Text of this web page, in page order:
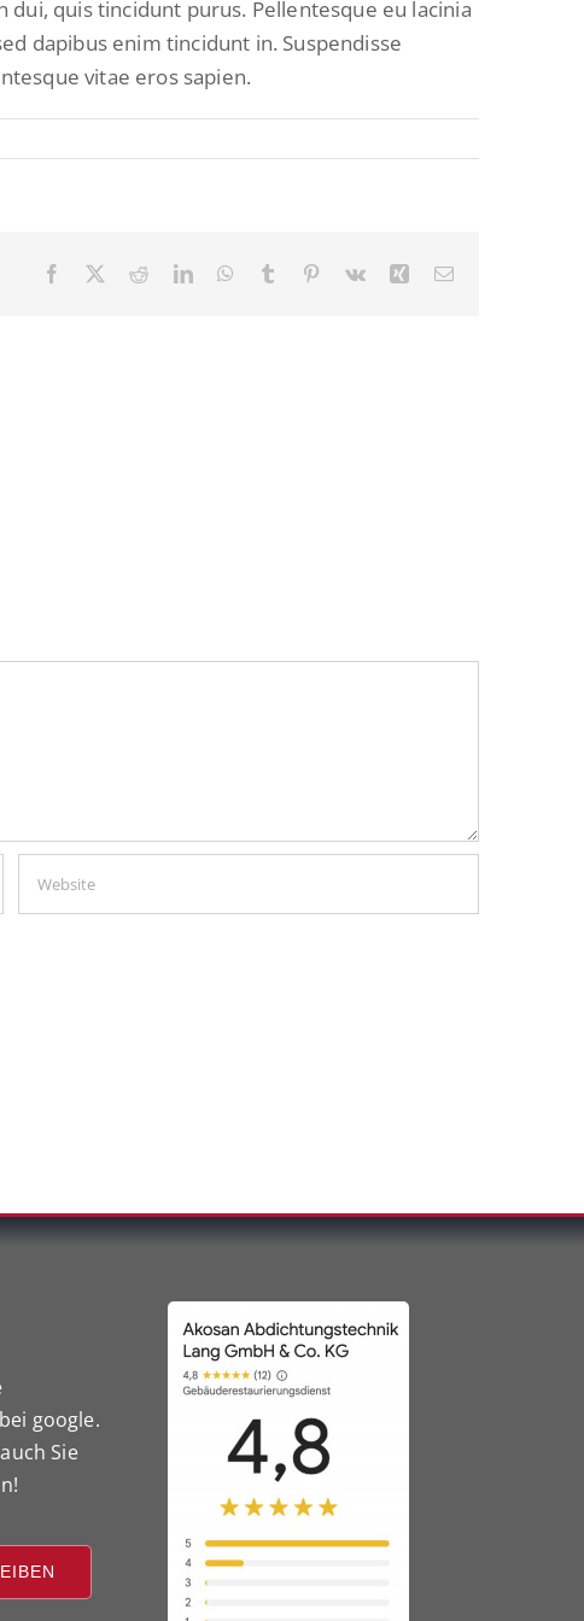
quis tincidunt purus. Pellentesque eu lacinia
dapibus enim tincidunt in. Suspendisse
vitae eros sapien.
Facebook RedditLinkedInWhatsApp
Tumblr Pinterest
Vk Xing Email
bei google.
Sie